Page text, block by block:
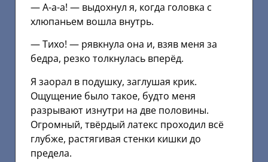
— А-а-а! — выдохнул я, когда головка с
хлюпаньем вошла внутрь.
— Тихо! — рявкнула она и, взяв меня за
бедра, резко толкнулась вперёд.
Я заорал в подушку, заглушая крик.
Ощущение было такое, будто меня
разрывают изнутри на две половины.
Огромный, твёрдый латекс проходил всё
глубже, растягивая стенки кишки до
предела.